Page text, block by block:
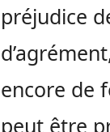
préjudice
encore de
peut être